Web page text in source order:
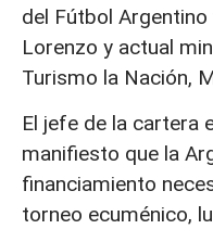
del Fútbol Argentino
Lorenzo y actual
Turismo la Nación,
El jefe de la cartera
manifiesto que la
financiamiento
torneo ecuménico,